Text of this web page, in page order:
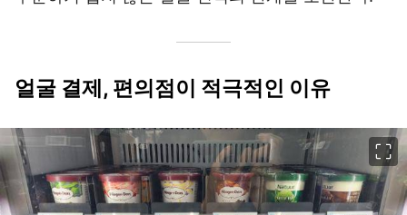
얼굴 결제, 편의점이 적극적인 이유